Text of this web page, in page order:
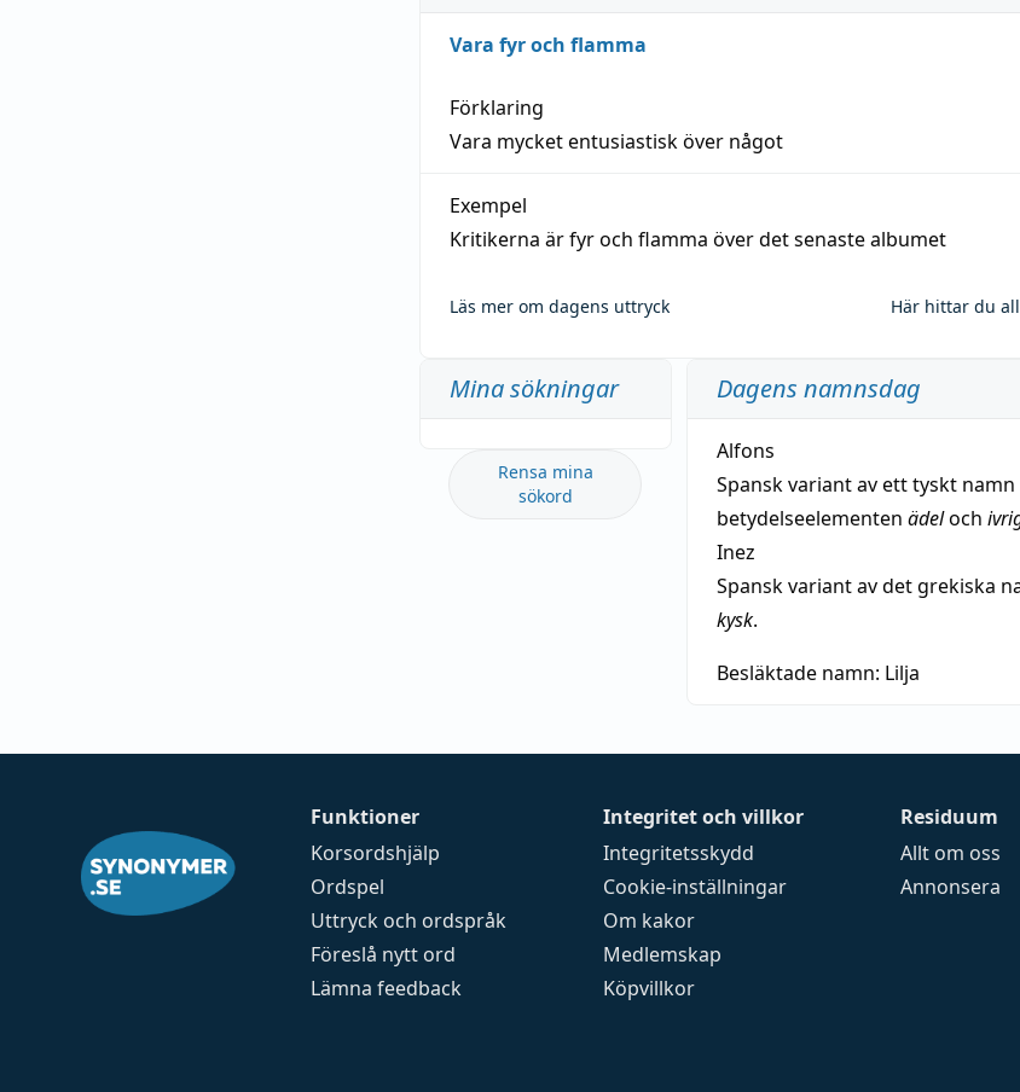
Vara fyr och flamma
Förklaring
Vara mycket entusiastisk över något
Exempel
Kritikerna är fyr och flamma över det senaste albumet
Läs mer om dagens uttryck Här hittar du
Mina sökningar
Rensa mina
sökord
Dagens namnsdag
Alfons
Spansk variant av ett tyskt
betydelseelementen ädeloch
Inez
Spansk variant av det grekiska
kysk.
Besläktade namn: Lilja
Funktioner
Korsordshjälp
Ordspel
Uttryck och ordspråk
Föreslå nytt ord
Lämna feedback
Integritet och villkor
Integritetsskydd
Cookie-inställningar
Om kakor
Medlemskap
Köpvillkor
Residuum
Allt om oss
Annonsera